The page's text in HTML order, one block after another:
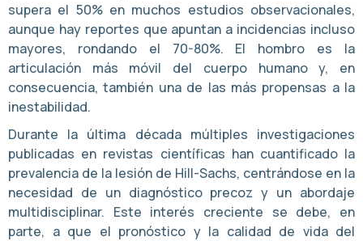
supera el 50% en muchos estudios observacionales,
aunque hay reportes que apuntan a incidencias incluso
mayores, rondando el 70-80%. El hombro es la
articulación más móvil del cuerpo humano y, en
consecuencia, también una de las más propensas a la
inestabilidad.
Durante la última década múltiples investigaciones
publicadas en revistas científicas han cuantificado la
prevalencia de la lesión de Hill-Sachs, centrándose en la
necesidad de un diagnóstico precoz y un abordaje
multidisciplinar. Este interés creciente se debe, en
parte, a que el pronóstico y la calidad de vida del